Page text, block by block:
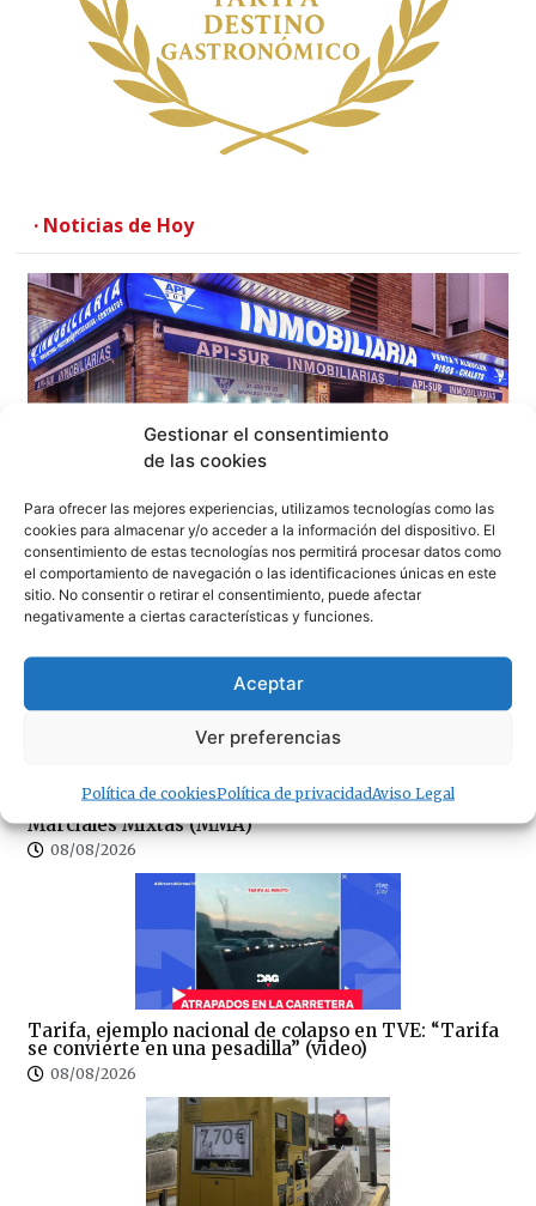
Gestionar el consentimiento
de las cookies
Para ofrecer las mejores experiencias, utilizamos tecnologías como las
cookies para almacenar y/o acceder a la información del dispositivo. El
consentimiento de estas tecnologías nos permitirá procesar datos como
el comportamiento de navegación o las identificaciones únicas en este
sitio. No consentir o retirar el consentimiento, puede afectar
negativamente a ciertas características y funciones.
Aceptar
Ver preferencias
Política de cookiesPolítica de privacidadAviso Legal
· Noticias de Hoy
Las inmobiliarias de Cádiz reclaman regular un sector
donde cualquiera puede ejercer sin titulación
Tarifa se prepara hoy para una noche de Artes
Marciales Mixtas (MMA)
08/08/2026
Tarifa, ejemplo nacional de colapso en TVE: “Tarifa
se convierte en una pesadilla” (video)
08/08/2026